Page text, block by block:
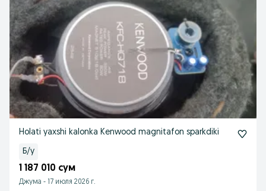
Holati yaxshi kalonka Kenwood magnitafon sparkdiki
Б/у
1 187 010 сум
Джума - 17 июля 2026 г.